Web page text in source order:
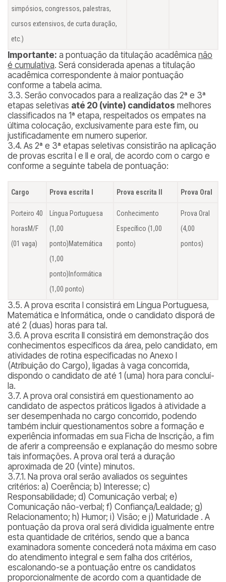
simpósios, congressos, palestras,
cursos extensivos, de curta duração,
etc.)
Importante: a pontuação da titulação acadêmica não
é cumulativa. Será considerada apenas a titulação
acadêmica correspondente à maior pontuação
conforme a tabela acima.
3.3. Serão convocados para a realização das 2ª e 3ª
etapas seletivas até 20 (vinte) candidatos melhores
classificados na 1ª etapa, respeitados os empates na
última colocação, exclusivamente para este fim, ou
justificadamente em numero superior.
3.4. As 2ª e 3ª etapas seletivas consistirão na aplicação
de provas escrita I e II e oral, de acordo com o cargo e
conforme a seguinte tabela de pontuação:
Cargo Prova escrita I Prova escrita II Prova Oral
Porteiro 40
horasM/F
(01 vaga)
Língua Portuguesa
(1,00
ponto)Matemática
(1,00
ponto)Informática
(1,00 ponto)
Conhecimento
Específico (1,00
ponto)
Prova Oral
(4,00
pontos)
3.5. A prova escrita I consistirá em Língua Portuguesa,
Matemática e Informática, onde o candidato disporá de
até 2 (duas) horas para tal.
3.6. A prova escrita II consistirá em demonstração dos
conhecimentos específicos da área, pelo candidato, em
atividades de rotina especificadas no Anexo I
(Atribuição do Cargo), ligadas à vaga concorrida,
dispondo o candidato de até 1 (uma) hora para concluí-
la.
3.7. A prova oral consistirá em questionamento ao
candidato de aspectos práticos ligados à atividade a
ser desempenhada no cargo concorrido, podendo
também incluir questionamentos sobre a formação e
experiência informadas em sua Ficha de Inscrição, a fim
de aferir a compreensão e explanação do mesmo sobre
tais informações. A prova oral terá a duração
aproximada de 20 (vinte) minutos.
3.7.1. Na prova oral serão avaliados os seguintes
critérios: a) Coerência; b) Interesse; c)
Responsabilidade; d) Comunicação verbal; e)
Comunicação não-verbal; f) Confiança/Lealdade; g)
Relacionamento; h) Humor; i) Visão; e j) Maturidade . A
pontuação da prova oral será dividida igualmente entre
esta quantidade de critérios, sendo que a banca
examinadora somente concederá nota máxima em caso
do atendimento integral e sem falha dos critérios,
escalonando-se a pontuação entre os candidatos
proporcionalmente de acordo com a quantidade de